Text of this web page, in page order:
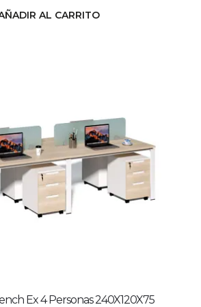
AL CARRITO
Ex 4 Personas 240X120X75